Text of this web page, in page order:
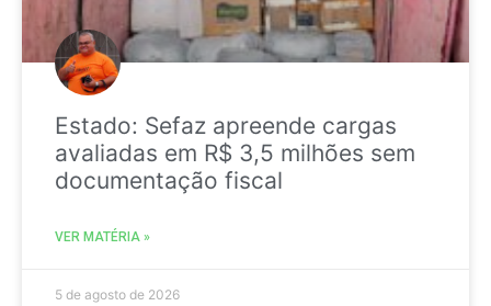
Estado: Sefaz apreende cargas
avaliadas em R$ 3,5 milhões sem
documentação fiscal
VER MATÉRIA »
5 de agosto de 2026